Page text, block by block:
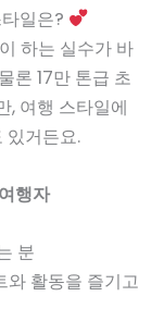
일은?
하는 실수가 바
론 17만 톤급 초
, 여행 스타일에
있거든요.
행자
분
와 활동을 즐기고